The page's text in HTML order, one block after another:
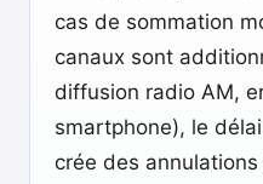
cas de sommation
canaux sont
diffusion radio AM,
smartphone), le
crée des